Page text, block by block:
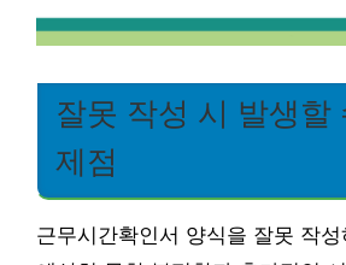
잘못 작성 시 발생할
제점
근무시간확인서 양식을 잘못 작